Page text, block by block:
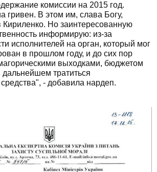
комиссии на 2015 год.
гривен. В этом им, слава Богу,
Кириленко. Но заинтересованную
информирую: из-за
исполнителей на орган, который мог
в прошлом году, и до сих пор
выходками, бюджетом
дальнейшем тратиться
- добавила нардеп.